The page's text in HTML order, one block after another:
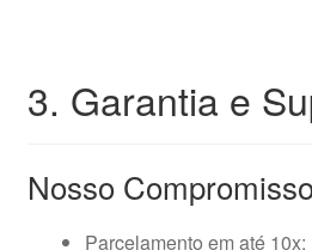
3. Garantia e
Nosso
Parcelamento em até 10x;